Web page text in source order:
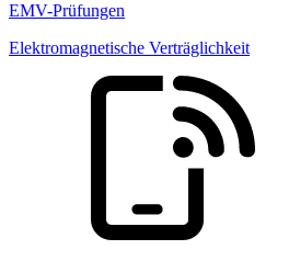
EMV-Prüfungen
Elektromagnetische Verträglichkeit